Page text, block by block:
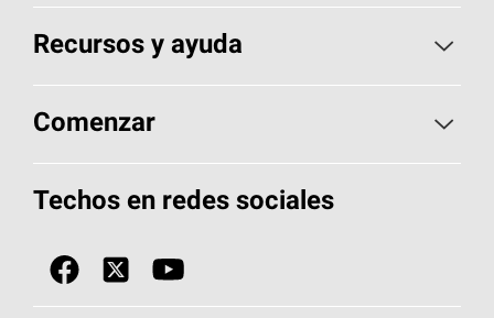
Elija sus tejas
Encuentre un contratista
Componentes para techos
Tecnología SureNail®
Recursos y ayuda
Aspectos básicos sobre techos
Herramientas de diseño y color
Únase a la red de contratistas de techos
Comenzar
Llame al 1-800-GET-PINK®
Encuentre una tienda o encuentre un
Techos en redes sociales